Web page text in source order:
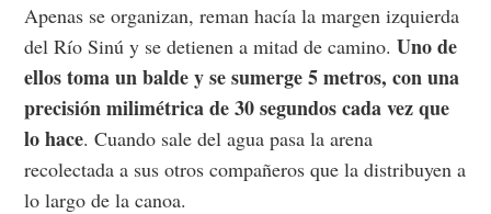
Apenas se organizan, reman hacía la margen izquierda
del Río Sinú y se detienen a mitad de camino.Uno de
ellos toma un balde y se sumerge 5 metros, con una
precisión milimétrica de 30 segundos cada vez que
lo hace. Cuando sale del agua pasa la arena
recolectada a sus otros compañeros que la distribuyen a
lo largo de la canoa.